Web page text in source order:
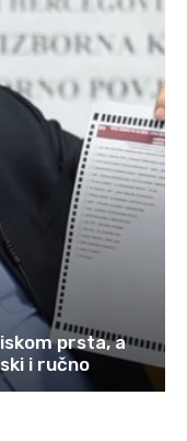
prsta, a
i ručno